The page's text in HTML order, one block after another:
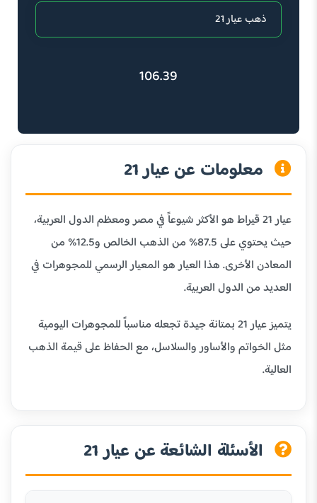
106.39
معلومات عن عيار 21
عيار 21 قيراط هو الأكثر شيوعاً في مصر ومعظم الدول العربية،
حيث يحتوي على 87.5% من الذهب الخالص و12.5% من
المعادن الأخرى. هذا العيار هو المعيار الرسمي للمجوهرات في
العديد من الدول العربية.
يتميز عيار 21 بمتانة جيدة تجعله مناسباً للمجوهرات اليومية
مثل الخواتم والأساور والسلاسل، مع الحفاظ على قيمة الذهب
العالية.
الأسئلة الشائعة عن عيار 21